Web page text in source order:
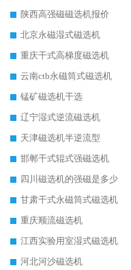
陕西高强磁磁选机报价
北京永磁湿式磁选机
重庆干式高梯度磁选机
云南ctb永磁筒式磁选机
锰矿磁选机干选
辽宁湿式逆流磁选机
天津磁选机半逆流型
邯郸干式辊式强磁选机
四川磁选机的强磁是多少
甘肃干式永磁筒式磁选机
重庆顺流磁选机
江西实验用室湿式磁选机
河北河沙磁选机